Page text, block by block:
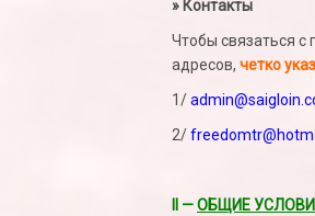
» Контакты
Чтобы связаться
адресов, четко
1/
2/
II —ОБЩИЕ